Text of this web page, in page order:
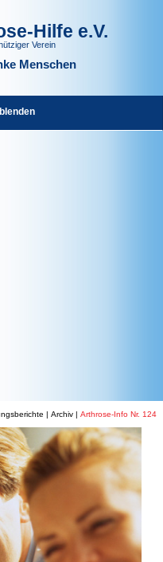
Hilfe e.V.
Verein
Menschen
| Archiv | Arthrose-Info Nr. 124